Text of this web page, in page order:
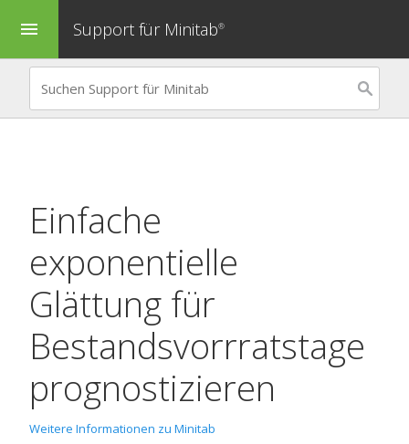
menu Support für Minitab®
Einfache
exponentielle
Glättung für
Bestandsvorrratstage
prognostizieren
Weitere Informationen zu Minitab